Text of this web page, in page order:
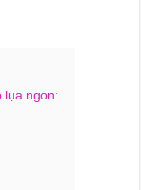
lụa ngon: